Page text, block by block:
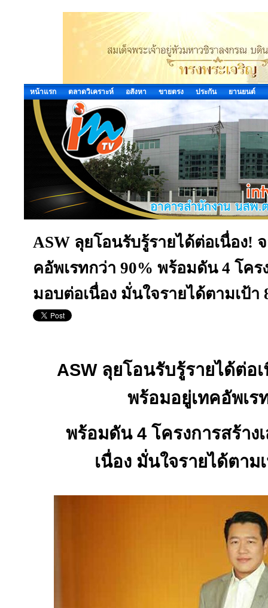
หน้าแรก ตลาดวิเคราะห์ อสังหา ขายตรง ประกัน ยานยนต์
ASW ลุยโอนรับรู้รายได้ต่อเนื่อง!
คอัพเรทกว่า 90% พร้อมดัน 4 โคร
มอบต่อเนื่อง มั่นใจรายได้ตามเป้า
ASW ลุยโอนรับรู้รายได้ต่อเ
พร้อมอยู่เทคอัพเร
พร้อมดัน 4 โครงการสร้าง
เนื่อง มั่นใจรายได้ตาม